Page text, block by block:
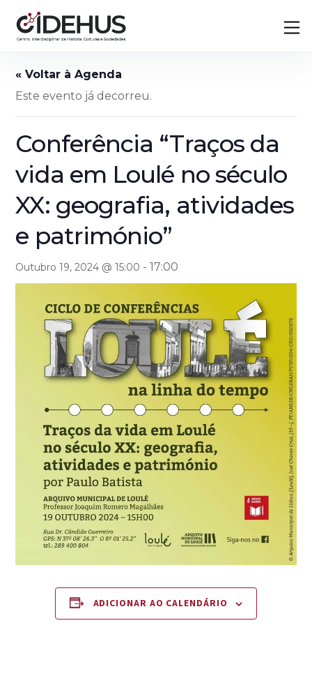
content
Este evento já decorreu.
Conferência “Traços da
vida em Loulé no século
XX: geografia, atividades
e património”
Outubro 19, 2024 @ 15:00 -17:00
ADICIONAR AO CALENDÁRIO